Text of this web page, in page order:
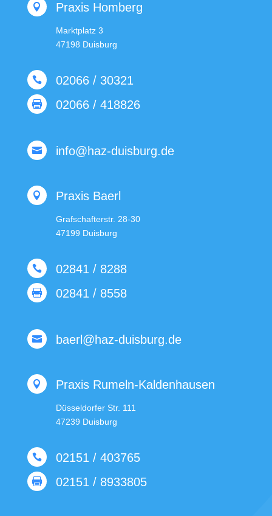
 Praxis Homberg
Marktplatz 3
47198 Duisburg
 02066 / 30321
 02066 / 418826
 info@haz-duisburg.de
 Praxis Baerl
Grafschafterstr. 28-30
47199 Duisburg
 02841 / 8288
 02841 / 8558
 baerl@haz-duisburg.de
 Praxis Rumeln-Kaldenhausen
Düsseldorfer Str. 111
47239 Duisburg
 02151 / 403765
 02151 / 8933805